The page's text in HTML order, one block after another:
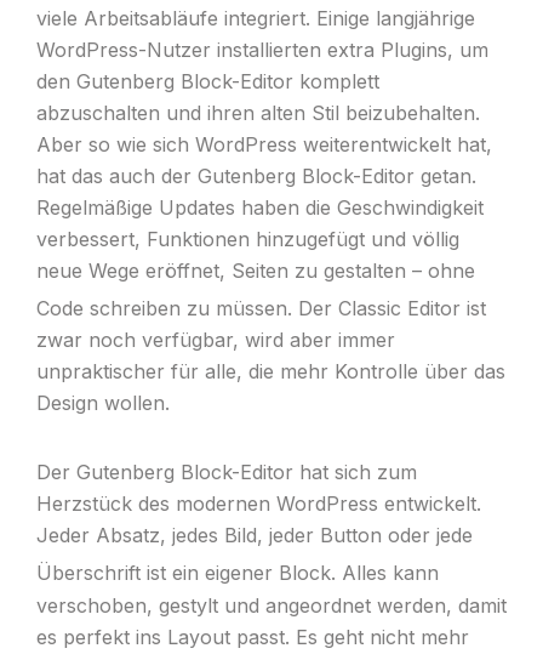
viele Arbeitsabläufe integriert. Einige langjährige
WordPress-Nutzer installierten extra Plugins, um
den Gutenberg Block-Editor komplett
abzuschalten und ihren alten Stil beizubehalten.
Aber so wie sich WordPress weiterentwickelt hat,
hat das auch der Gutenberg Block-Editor getan.
Regelmäßige Updates haben die Geschwindigkeit
verbessert, Funktionen hinzugefügt und völlig
neue Wege eröffnet, Seiten zu gestalten – ohne
Code schreiben zu müssen. Der Classic Editor ist
zwar noch verfügbar, wird aber immer
unpraktischer für alle, die mehr Kontrolle über das
Design wollen.
Der Gutenberg Block-Editor hat sich zum
Herzstück des modernen WordPress entwickelt.
Jeder Absatz, jedes Bild, jeder Button oder jede
Überschrift ist ein eigener Block. Alles kann
verschoben, gestylt und angeordnet werden, damit
es perfekt ins Layout passt. Es geht nicht mehr